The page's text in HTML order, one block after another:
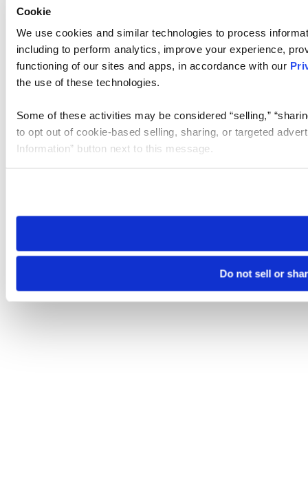
Cookie
We use cookies and similar technologies to process
including to perform analytics, improve your experience,
functioning of our sites and apps, in accordance with our
the use of these technologies.
Some of these activities may be considered “selling,”
to opt out of cookie-based selling, sharing, or targeted
Information” button next to this message.
need to be set again.
Do not sell or